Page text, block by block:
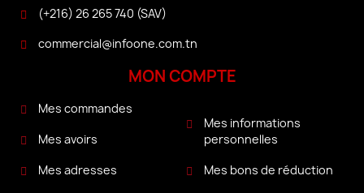
(+216) 26 265 740 (SAV)
commercial@infoone.com.tn
MON COMPTE
Mes commandes
Mes avoirs
Mes adresses
Mes informations
personnelles
Mes bons de réduction